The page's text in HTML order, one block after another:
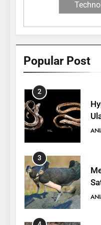
Popular Post
1
2
3